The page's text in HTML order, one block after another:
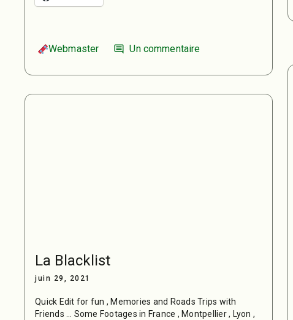
Webmaster comment Un commentaire
La Blacklist
juin 29, 2021
Quick Edit for fun , Memories and Roads Trips with
Friends … Some Footages in France , Montpellier , Lyon ,